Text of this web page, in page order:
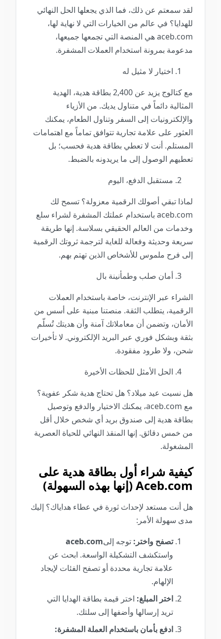
لقد سمعتم عن ذلك، فما الذي يجعلها الحل النهائي
للهدايا؟ في عالم من الخيارات التي لا نهاية لها،
aceb.com هي المنصة التي تجمعها جميعها،
مدعومة بمرونة استخدام العملات المشفرة.
اختيار لا مثيل له
مع كتالوج يزيد عن 2,400 بطاقة هدية، الهدية
المثالية دائماً في متناول يديك. من الأزياء
والإلكترونيات إلى السفر وتناول الطعام، يمكنك
العثور على علامة تجارية تتوافق تماماً مع اهتمامات
المستلم. أنت لا تعطي بطاقة هدية فحسب؛ بل
تعطيهم الوصول إلى ما يريدونه بالضبط.
مستقبل الدفع، اليوم
لماذا تبقي أصولك الرقمية معزولة؟ تسمح لك
aceb.com باستخدام عملتك المشفرة لشراء سلع
وخدمات من العالم الحقيقي بسلاسة. إنها طريقة
سريعة وحديثة وفعالة للغاية لترجمة ثروتك الرقمية
إلى فرح ملموس للأشخاص الذين تهتم بهم.
أمان صلب وطمأنينة بال
الشراء عبر الإنترنت، خاصة باستخدام العملات
الرقمية، يتطلب الثقة. منصتنا مبنية على أسس من
الأمان، وتضمن أن معاملاتك آمنة وأن هديتك تُسلّم
بثقة وبشكل فوري عبر البريد الإلكتروني. لا تأخيرات
شحن، ولا طرود مفقودة.
الحل الأمثل للحظات الأخيرة
هل نسيت عيد ميلاد؟ هل تحتاج هدية شكر عفوية؟
مع aceb.com، يمكنك الاختيار والدفع وتوصيل
بطاقة هدية إلى صندوق بريد أي شخص خلال أقل
من خمس دقائق. إنها المنقذ النهائي للحياة العصرية
المشغولة.
كيفية شراء أول بطاقة هدية على
Aceb.com (إنها بهذه السهولة)
هل أنت مستعد لإحداث ثورة في عطاء هداياك؟ إليك
مدى سهولة الأمر:
تصفح واختر:توجه إلى aceb.com
واستكشف التشكيلة الواسعة. ابحث عن
علامة تجارية محددة أو تصفح الفئات لإيجاد
الإلهام.
اختر المبلغ:اختر قيمة بطاقة الهدايا التي
تريد إرسالها وأضفها إلى سلتك.
ادفع بأمان باستخدام العملة المشفرة: